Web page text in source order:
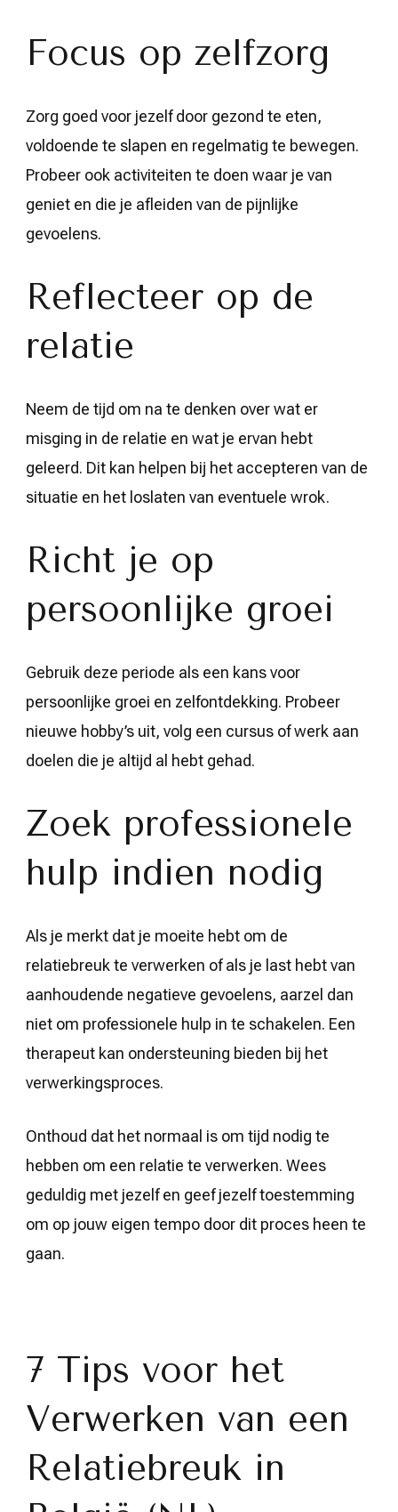
Focus op zelfzorg
Zorg goed voor jezelf door gezond te eten,
voldoende te slapen en regelmatig te bewegen.
Probeer ook activiteiten te doen waar je van
geniet en die je afleiden van de pijnlijke
gevoelens.
Reflecteer op de
relatie
Neem de tijd om na te denken over wat er
misging in de relatie en wat je ervan hebt
geleerd. Dit kan helpen bij het accepteren van de
situatie en het loslaten van eventuele wrok.
Richt je op
persoonlijke groei
Gebruik deze periode als een kans voor
persoonlijke groei en zelfontdekking. Probeer
nieuwe hobby’s uit, volg een cursus of werk aan
doelen die je altijd al hebt gehad.
Zoek professionele
hulp indien nodig
Als je merkt dat je moeite hebt om de
relatiebreuk te verwerken of als je last hebt van
aanhoudende negatieve gevoelens, aarzel dan
niet om professionele hulp in te schakelen. Een
therapeut kan ondersteuning bieden bij het
verwerkingsproces.
Onthoud dat het normaal is om tijd nodig te
hebben om een relatie te verwerken. Wees
geduldig met jezelf en geef jezelf toestemming
om op jouw eigen tempo door dit proces heen te
gaan.
7 Tips voor het
Verwerken van een
Relatiebreuk in